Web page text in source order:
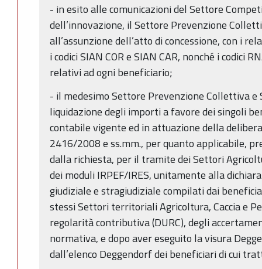
- in esito alle comunicazioni del Settore
dell’innovazione, il Settore Prevenzione
all’assunzione dell’atto di concessione, con i
i codici SIAN COR e SIAN CAR, nonché i codici
relativi ad ogni beneficiario;
- il medesimo Settore Prevenzione Collettiva
liquidazione degli importi a favore dei singoli
contabile vigente ed in attuazione della
2416/2008 e ss.mm., per quanto applicabile,
dalla richiesta, per il tramite dei Settori
dei moduli IRPEF/IRES, unitamente alla
giudiziale e stragiudiziale compilati dai
stessi Settori territoriali Agricoltura, Caccia e
regolarità contributiva (DURC), degli
normativa, e dopo aver eseguito la visura
dall’elenco Deggendorf dei beneficiari di cui